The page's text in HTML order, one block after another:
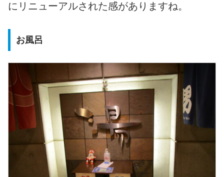
にリニューアルされた感がありますね。
お風呂